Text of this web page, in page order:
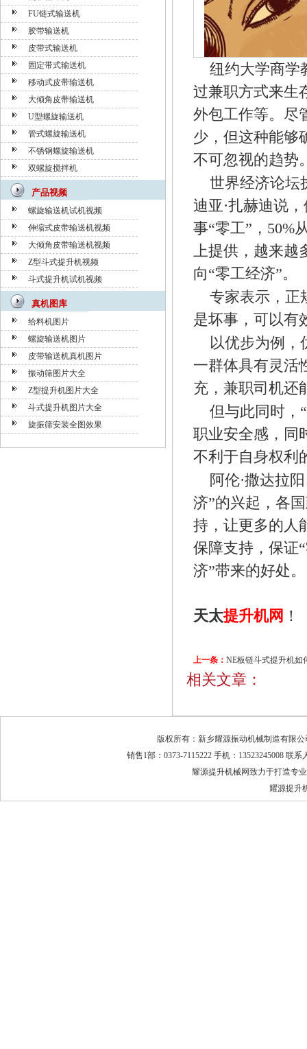
纽约大学商学
过兼职方式来生
外包工作等。尽
少，但这种能够
不可忽视的趋势
世界经济论坛
迪亚·扎赫迪说
事“零工”，50%
上提供，越来越
向“零工经济”。
专家表示，正
是坏事，可以有
以优步为例，
一群体具有灵活
充，兼职司机还
但与此同时，
职业安全感，同
不利于自身权利
阿伦·撒达拉
济”的兴起，各
持，让更多的人
保障支持，保证
济”带来的好处。
天太提升机网 ！
上一条： NE板链斗式提升机如
相关文章：
FU链式输送机
胶带输送机
皮带式输送机
固定带式输送机
移动式皮带输送机
大倾角皮带输送机
U型螺旋输送机
管式螺旋输送机
不锈钢螺旋输送机
双螺旋搅拌机
产品视频
螺旋输送机试机视频
伸缩式皮带输送机视频
大倾角皮带输送机视频
Z型斗式提升机视频
斗式提升机试机视频
真机图库
给料机图片
螺旋输送机图片
皮带输送机真机图片
振动筛图片大全
Z型提升机图片大全
斗式提升机图片大全
旋振筛安装全图效果
版权所有：新乡耀源振动机械制造有限
销售1部：0373-7115222 手机：13523245008 联
耀源提升机械网致力于打造专
耀源提升